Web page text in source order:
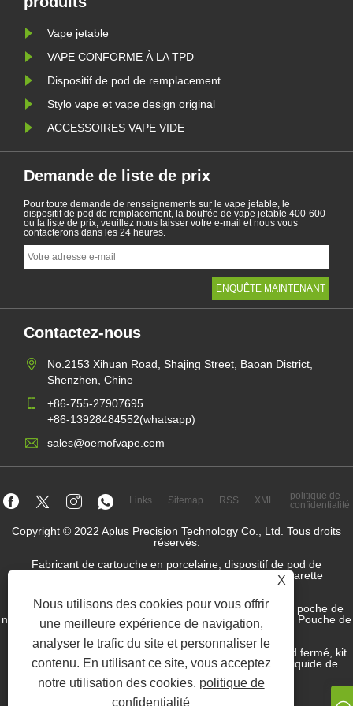
X
Nous utilisons des cookies pour vous offrir
une meilleure expérience de navigation,
analyser le trafic du site et personnaliser le
contenu. En utilisant ce site, vous acceptez
notre utilisation des cookies. politique de
confidentialité
Vape jetable
VAPE CONFORME À LA TPD
Dispositif de pod de remplacement
Stylo vape et vape design original
ACCESSOIRES VAPE VIDE
Demande de liste de prix
Pour toute demande de renseignements sur le vape jetable, le
dispositif de pod de remplacement, la bouffée de vape jetable 400-600
ou la liste de prix, veuillez nous laisser votre e-mail et nous vous
contacterons dans les 24 heures.
Contactez-nous
No.2153 Xihuan Road, Shajing Street, Baoan District,
Shenzhen, Chine
+86-755-27907695
+86-13928484552(whatsapp)
sales@oemofvape.com
Links Sitemap RSS XML
politique de
confidentialité
Copyright © 2022 Aplus Precision Technology Co., Ltd. Tous droits
réservés.
Fabricant de cartouche en porcelaine, dispositif de pod de
remplacement, vape jetable, usine de vape OEM, cigarette
SPCHETHER NICOTINE GROSSATEUR, Fournisseur de poche de
nicotine, Factory OEM Nicotine Pouch, Factory OEM Snus, Pouche de
nicotine, Pod Dispositif préfabillé,
Dispositif de pod rempli, système de pod, dispositif de pod fermé, kit
de pod ouvert, e-liquide, JUICE E-JUICE, Fabricant de liquide de
cigarette électronique, fournisseur SNUS.